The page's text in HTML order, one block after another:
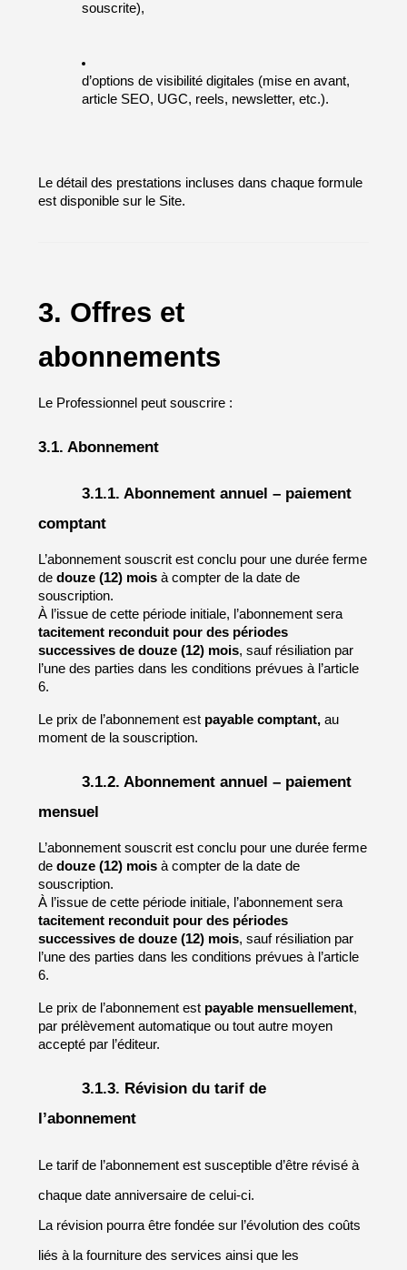
souscrite),
d’options de visibilité digitales (mise en avant,
article SEO, UGC, reels, newsletter, etc.).
Le détail des prestations incluses dans chaque formule
est disponible sur le Site.
3. Offres et
abonnements
Le Professionnel peut souscrire :
3.1. Abonnement
3.1.1. Abonnement annuel – paiement
comptant
L’abonnement souscrit est conclu pour une durée ferme
de douze (12) mois à compter de la date de
souscription.
À l’issue de cette période initiale, l’abonnement sera
tacitement reconduit pour des périodes
successives de douze (12) mois, sauf résiliation par
l’une des parties dans les conditions prévues à l’article
6.
Le prix de l’abonnement est payable comptant, au
moment de la souscription.
3.1.2. Abonnement annuel – paiement
mensuel
L’abonnement souscrit est conclu pour une durée ferme
de douze (12) mois à compter de la date de
souscription.
tacitement reconduit pour des périodes
successives de douze (12) mois, sauf résiliation par
l’une des parties dans les conditions prévues à l’article
6.
Le prix de l’abonnement est payable mensuellement,
par prélèvement automatique ou tout autre moyen
accepté par l’éditeur.
3.1.3. Révision du tarif de
l’abonnement
Le tarif de l’abonnement est susceptible d’être révisé à
chaque date anniversaire de celui-ci.
La révision pourra être fondée sur l’évolution des coûts
liés à la fourniture des services ainsi que les